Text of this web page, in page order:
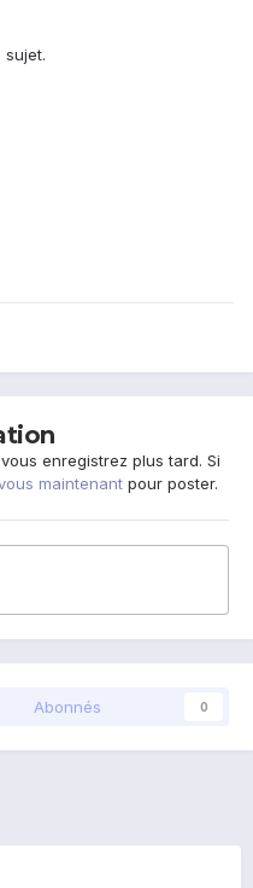
enregistrez plus tard. Si
maintenant pour poster.
Abonnés 0